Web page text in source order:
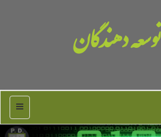
توسعه دهندگان
منو